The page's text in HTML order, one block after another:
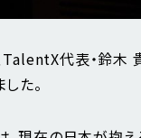
TalentX代表・鈴木
た。